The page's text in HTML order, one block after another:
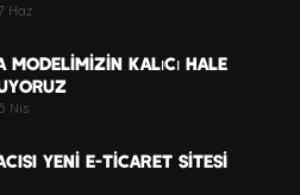
Haz
Modelimizin Kalıcı Hale
Nis
YENİ E-TİCARET SİTESİ